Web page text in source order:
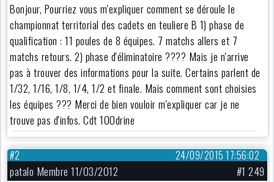
Bonjour, Pourriez vous m'expliquer comment se déroule le
championnat territorial des cadets en teuliere B 1) phase de
qualification : 11 poules de 8 équipes. 7 matchs allers et 7
matchs retours. 2) phase d'éliminatoire ???? Mais je n'arrive
pas à trouver des informations pour la suite. Certains parlent de
1/32, 1/16, 1/8, 1/4, 1/2 et finale. Mais comment sont choisies
les équipes ??? Merci de bien vouloir m'expliquer car je ne
trouve pas d'infos. Cdt 100drine
24/09/2015 17:56:02
#2
patalo Membre 11/03/2012
#1 249